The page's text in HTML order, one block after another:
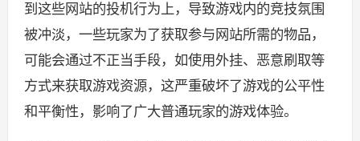
到这些网站的投机行为上，导致游戏内的竞技氛围
被冲淡，一些玩家为了获取参与网站所需的物品，
可能会通过不正当手段，如使用外挂、恶意刷取等
方式来获取游戏资源，这严重破坏了游戏的公平性
和平衡性，影响了广大普通玩家的游戏体验。